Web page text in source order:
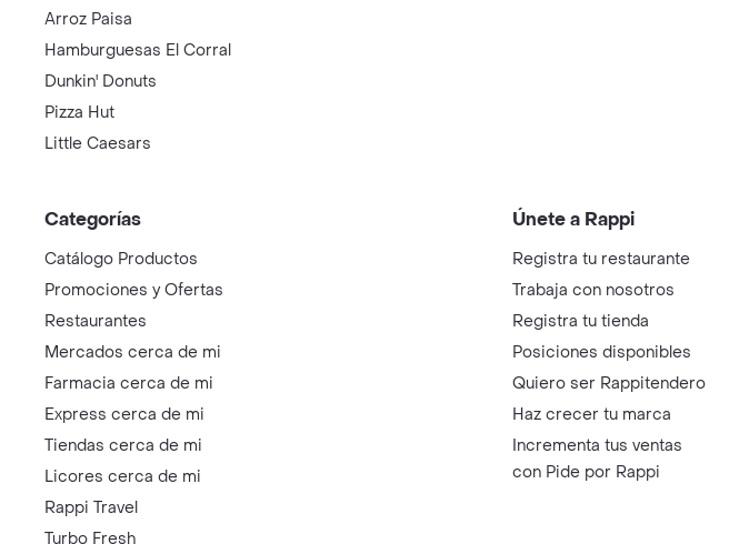
Arroz Paisa
Hamburguesas El Corral
Dunkin' Donuts
Pizza Hut
Little Caesars
Categorías
Catálogo Productos
Promociones y Ofertas
Restaurantes
Mercados cerca de mi
Farmacia cerca de mi
Express cerca de mi
Tiendas cerca de mi
Licores cerca de mi
Rappi Travel
Turbo Fresh
Únete a Rappi
Registra tu restaurante
Trabaja con nosotros
Registra tu tienda
Posiciones disponibles
Quiero ser Rappitendero
Haz crecer tu marca
Incrementa tus ventas
con Pide por Rappi